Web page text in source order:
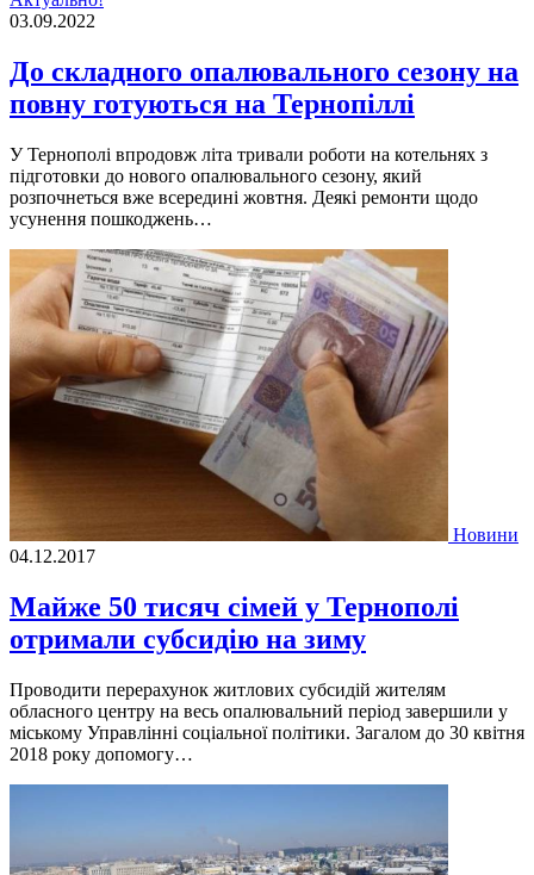
03.09.2022
До складного опалювального сезону на
повну готуються на Тернопіллі
У Тернополi впродовж лiта тривали роботи на котельнях з
пiдготовки до нового опалювального сезону, який
розпочнеться вже всерединi жовтня. Деякi ремонти щодо
усунення пошкоджень…
Новини
04.12.2017
Майже 50 тисяч сімей у Тернополі
отримали субсидію на зиму
Проводити перерахунок житлових субсидій жителям
обласного центру на весь опалювальний період завершили у
міському Управлінні соціальної політики. Загалом до 30 квітня
2018 року допомогу…